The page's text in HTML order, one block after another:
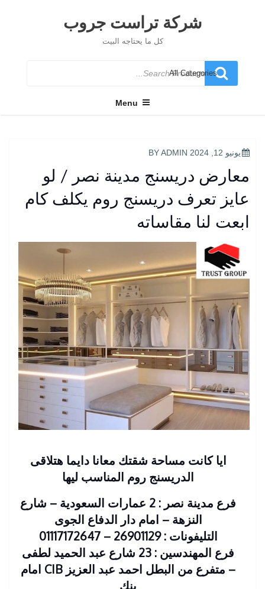
شركة تراست جروب
كل ما يحتاجه البيت
Search
for
Menu
POSTED
يونيو 12, 2024 ADMIN
معارض دريسنج مدينة نصر / لو
عايز تعرف دريسنج روم يكلف كام
ابعت لنا مقاساته
ايا كانت مساحة شقتك معانا دايما هتلاقى
الدريسنج روم المناسب ليها
فرع مدينة نصر : 2 عمارات السعودية – شارع
النزهة – امام دار الدفاع الجوى
التليفونات : 26901129 – 01117172647
فرع المهندسين : 23 شارع عبد الحميد لطفى
– متفرع من البطل احمد عبد العزيز CIB امام
بنك